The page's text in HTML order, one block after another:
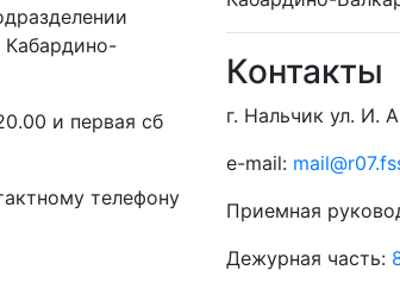
и первая сб
телефону
Контакты
г. Нальчик ул. И.
e-mail:
Приемная
Дежурная часть: